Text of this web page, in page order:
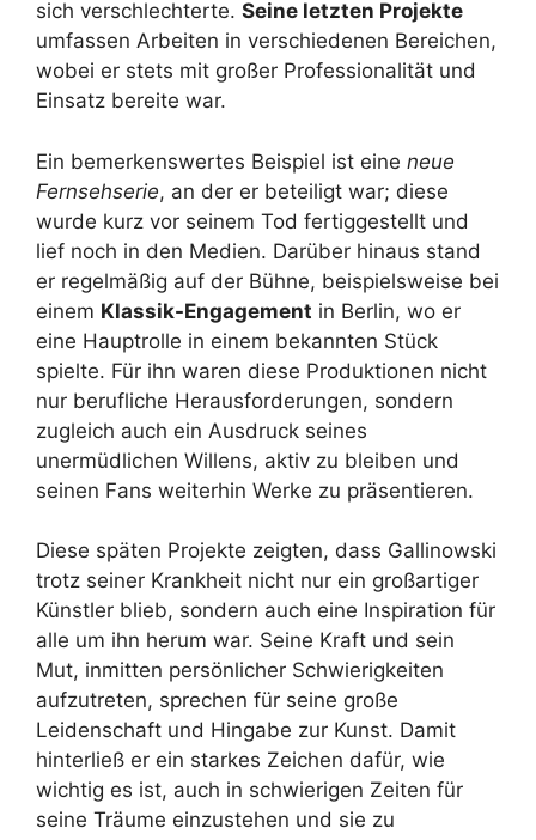
sich verschlechterte. Seine letzten Projekte
umfassen Arbeiten in verschiedenen Bereichen,
wobei er stets mit großer Professionalität und
Einsatz bereite war.
Ein bemerkenswertes Beispiel ist eine neue
Fernsehserie, an der er beteiligt war; diese
wurde kurz vor seinem Tod fertiggestellt und
lief noch in den Medien. Darüber hinaus stand
er regelmäßig auf der Bühne, beispielsweise bei
einem Klassik-Engagement in Berlin, wo er
eine Hauptrolle in einem bekannten Stück
spielte. Für ihn waren diese Produktionen nicht
nur berufliche Herausforderungen, sondern
zugleich auch ein Ausdruck seines
unermüdlichen Willens, aktiv zu bleiben und
seinen Fans weiterhin Werke zu präsentieren.
Diese späten Projekte zeigten, dass Gallinowski
trotz seiner Krankheit nicht nur ein großartiger
Künstler blieb, sondern auch eine Inspiration für
alle um ihn herum war. Seine Kraft und sein
Mut, inmitten persönlicher Schwierigkeiten
aufzutreten, sprechen für seine große
Leidenschaft und Hingabe zur Kunst. Damit
hinterließ er ein starkes Zeichen dafür, wie
wichtig es ist, auch in schwierigen Zeiten für
seine Träume einzustehen und sie zu